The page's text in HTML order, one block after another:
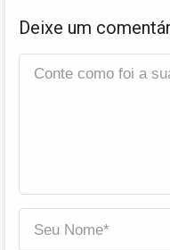
Deixe um